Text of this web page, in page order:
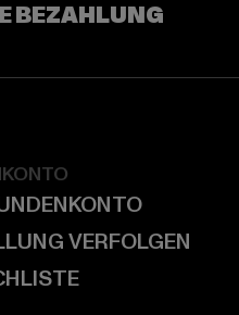
BEZAHLUNG
VERFOLGEN